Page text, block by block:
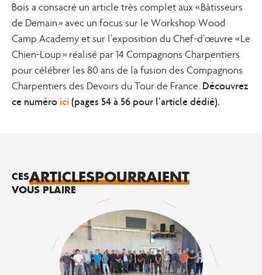
Bois a consacré un article très complet aux « Bâtisseurs
de Demain » avec un focus sur le Workshop Wood
Camp Academy et sur l’exposition du Chef-d’œuvre « Le
Chien-Loup » réalisé par 14 Compagnons Charpentiers
pour célébrer les 80 ans de la fusion des Compagnons
Charpentiers des Devoirs du Tour de France. Découvrez
ce numéro ici (pages 54 à 56 pour l’article dédié).
CESARTICLESPOURRAIENT
VOUS PLAIRE